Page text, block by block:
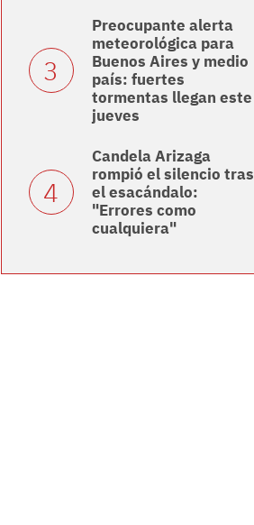
Preocupante alerta
meteorológica para
Buenos Aires y medio
país: fuertes
tormentas llegan este
jueves
Candela Arizaga
rompió el silencio tras
el esacándalo:
"Errores como
cualquiera"